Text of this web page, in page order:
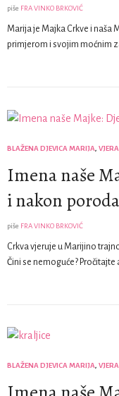
piše FRA VINKO BRKOVIĆ
Marija je Majka Crkve i naša
primjerom i svojim moćnim
BLAŽENA DJEVICA MARIJA, VJERA
Imena naše
i nakon poroda
piše FRA VINKO BRKOVIĆ
Crkva vjeruje u Marijino
Čini se nemoguće?
BLAŽENA DJEVICA MARIJA, VJERA